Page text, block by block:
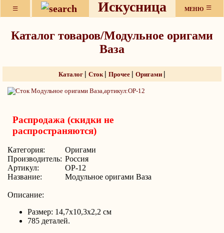
≡ Искусница МЕНЮ ≡
Каталог товаров/Модульное оригами
Ваза
Каталог | Сток | Прочее | Оригами |
Распродажа (скидки не
распространяются)
Категория:
Оригами
Производитель: Россия
Артикул:
ОР-12
Название:
Модульное оригами Ваза
Описание:
Размер: 14,7x10,3x2,2 см
785 деталей.